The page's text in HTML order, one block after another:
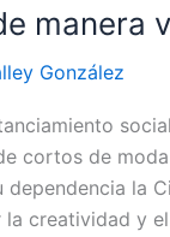
manera
González
cortos de
la
la creatividad y